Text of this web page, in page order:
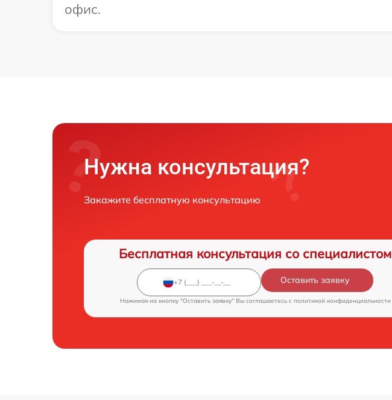
офис.
Нужна консультация?
Закажите бесплатную консультацию
Бесплатная консультация со специалистом
Оставить заявку
Нажимая на кнопку "Оставить заявку" Вы соглашаетесь c политикой конфиденциальности